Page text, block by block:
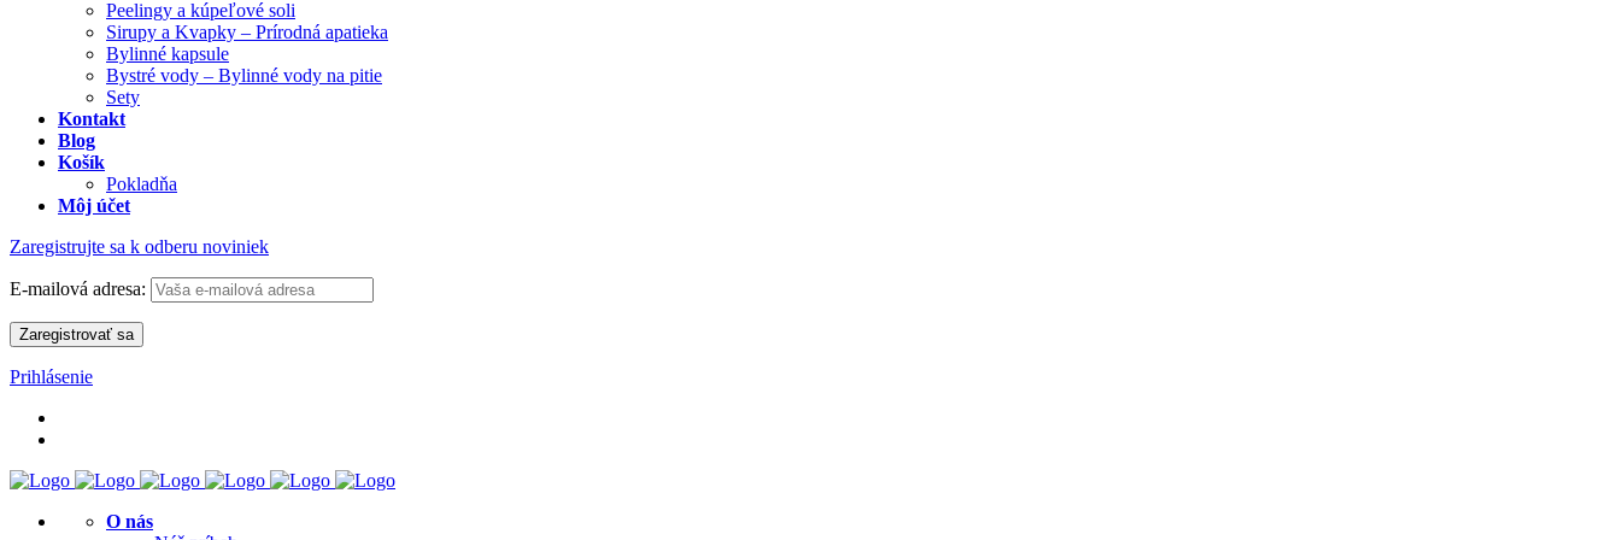
Peelingy a kúpeľové soli
Sirupy a Kvapky – Prírodná apatieka
Bylinné kapsule
Bystré vody – Bylinné vody na pitie
Sety
Kontakt
Blog
Košík
Pokladňa
Môj účet
Zaregistrujte sa k odberu noviniek
E-mailová adresa:
Prihlásenie
O nás